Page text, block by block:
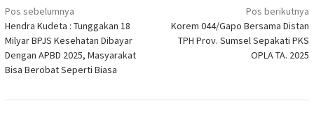
Navigasi
pos
Pos sebelumnya
Hendra Kudeta : Tunggakan 18
Milyar BPJS Kesehatan Dibayar
Dengan APBD 2025, Masyarakat
Bisa Berobat Seperti Biasa
Pos berikutnya
Korem 044/Gapo Bersama Distan
TPH Prov. Sumsel Sepakati PKS
OPLA TA. 2025